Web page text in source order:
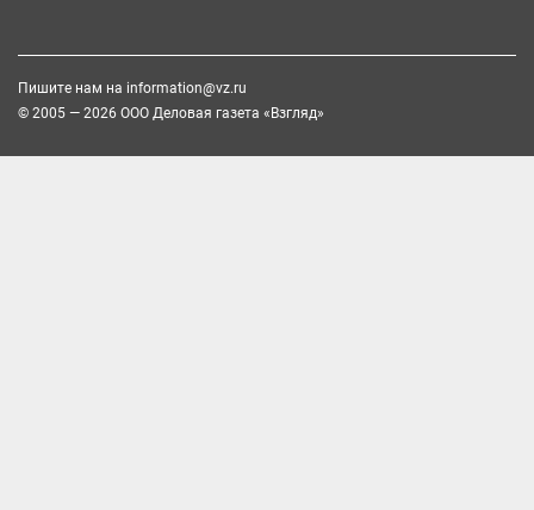
Пишите нам на information@vz.ru
© 2005 — 2026 ООО Деловая газета «Взгляд»